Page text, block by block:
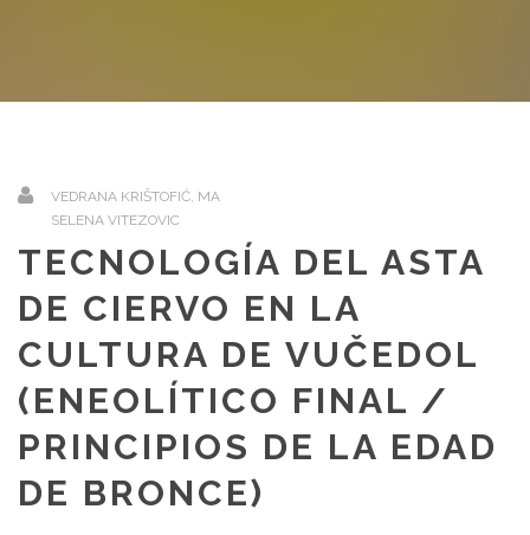
VEDRANA KRIŠTOFIĆ, MA
SELENA VITEZOVIC
TECNOLOGÍA DEL ASTA
DE CIERVO EN LA
CULTURA DE VUČEDOL
(ENEOLÍTICO FINAL /
PRINCIPIOS DE LA EDAD
DE BRONCE)